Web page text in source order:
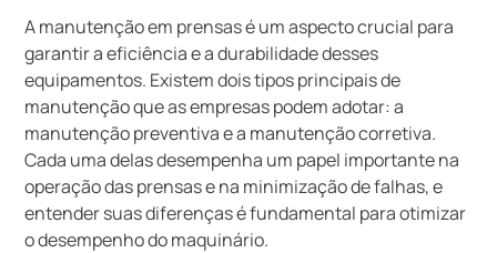
A manutenção em prensas é um aspecto crucial para
garantir a eficiência e a durabilidade desses
equipamentos. Existem dois tipos principais de
manutenção que as empresas podem adotar: a
manutenção preventiva e a manutenção corretiva.
Cada uma delas desempenha um papel importante na
operação das prensas e na minimização de falhas, e
entender suas diferenças é fundamental para otimizar
o desempenho do maquinário.